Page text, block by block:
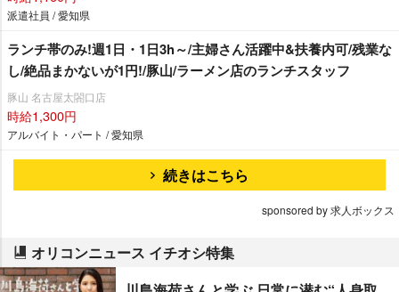
派遣社員 / 愛知県
ランチ帯のみ!週1日・1日3h～/主婦さん活躍中&扶養内可/残業な
し/絶品まかないが1円!/豚山/ラーメン店のランチスタッフ
豚山 名古屋太閤口店
時給1,300円
アルバイト・パート / 愛知県
続きはこちら
sponsored by 求人ボックス
オリコンニュース イチオシ特集